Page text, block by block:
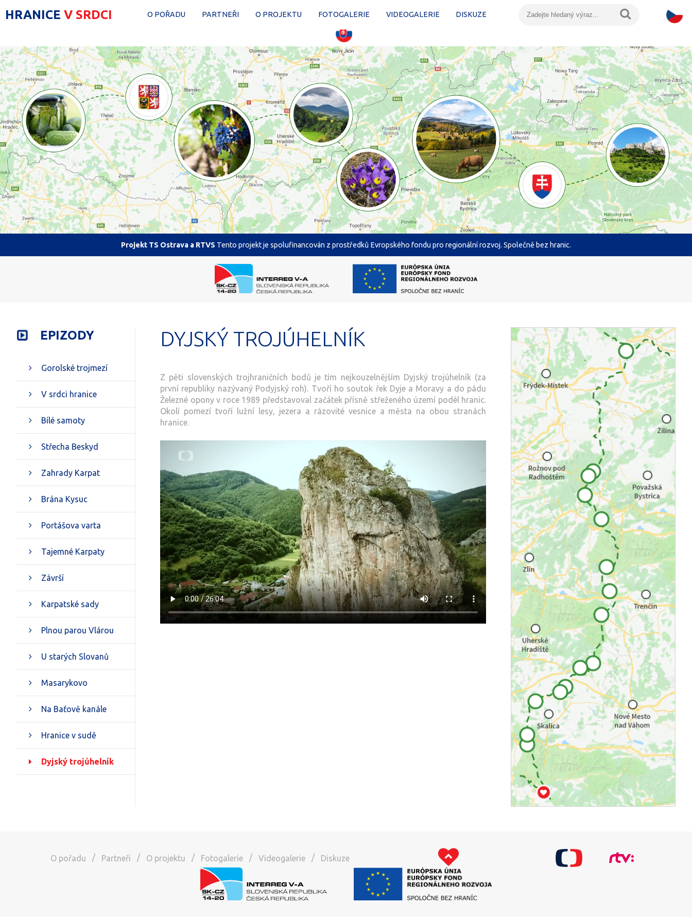
HRANICEV SRDCI O POŘADU PARTNEŘI O PROJEKTU FOTOGALERIE VIDEOGALERIE DISKUZE
Projekt TS Ostrava a RTVS Tento projekt je spolufinancován z prostředků Evropského fondu pro regionální rozvoj. Společně bez hranic.
EPIZODY
Gorolské trojmezí
V srdci hranice
Bílé samoty
Střecha Beskyd
Zahrady Karpat
Brána Kysuc
Portášova varta
Tajemné Karpaty
Závrší
Karpatské sady
Plnou parou Vlárou
U starých Slovanů
Masarykovo
Na Baťově kanále
Hranice v sudě
Dyjský trojúhelník
DYJSKÝ TROJÚHELNÍK
Z pěti slovenských trojhraničních bodů je tím nejkouzelnějším Dyjský trojúhelník (za
první republiky nazývaný Podyjský roh). Tvoří ho soutok řek Dyje a Moravy a do pádu
Železné opony v roce 1989 představoval začátek přísně střeženého území podél hranic.
Okolí pomezí tvoří lužní lesy, jezera a rázovité vesnice a města na obou stranách
hranice.
O pořadu / Partneři / O projektu / Fotogalerie / Videogalerie / Diskuze